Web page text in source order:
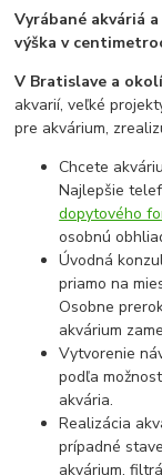
Vyrábané akváriá
výška v
V Bratislave a
akvarií, veľké
pre akvárium,
Chcete
Najlepšie
dopytového
osobnú
Úvodná
priamo na
Osobne
akvárium
Vytvorenie
podľa
akvária.
Realizácia
prípadné
akvárium,